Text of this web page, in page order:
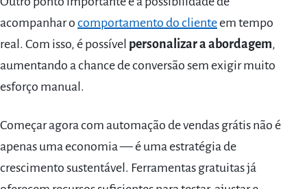
acompanhar o comportamento do clienteem tempo
real. Com isso, é possível personalizar a abordagem,
aumentando a chance de conversão sem exigir muito
esforço manual.
Começar agora com automação de vendas grátis não é
apenas uma economia — é uma estratégia de
crescimento sustentável. Ferramentas gratuitas já